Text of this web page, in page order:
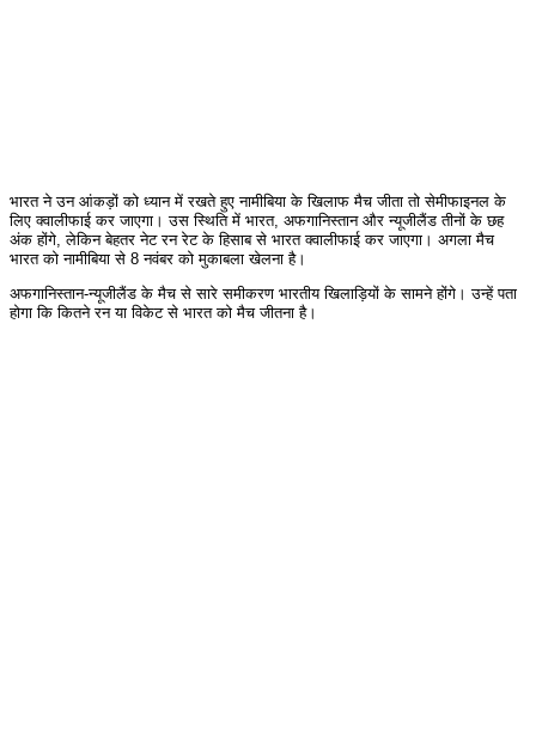
भारत ने उन आंकड़ों को ध्यान में रखते हुए नामीबिया के खिलाफ मैच जीता तो सेमीफाइनल के
लिए क्वालीफाई कर जाएगा। उस स्थिति में भारत, अफगानिस्तान और न्यूजीलैंड तीनों के छह
अंक होंगे, लेकिन बेहतर नेट रन रेट के हिसाब से भारत क्वालीफाई कर जाएगा। अगला मैच
भारत को नामीबिया से 8 नवंबर को मुकाबला खेलना है।
अफगानिस्तान-न्यूजीलैंड के मैच से सारे समीकरण भारतीय खिलाड़ियों के सामने होंगे। उन्हें पता
होगा कि कितने रन या विकेट से भारत को मैच जीतना है।